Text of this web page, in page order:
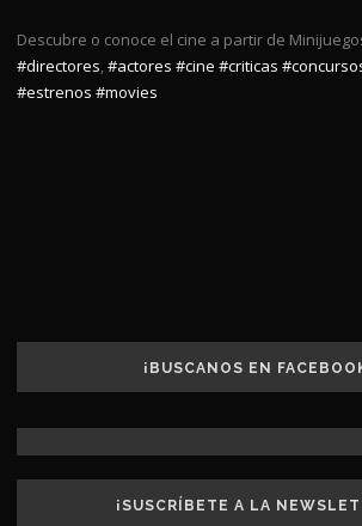
Descubre o conoce el cine a partir de
#directores,#actores #cine #criticas
#estrenos #movies
¡BUSCANOS EN
¡SUSCRÍBETE A LA